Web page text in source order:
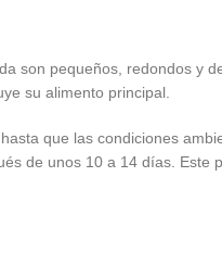
son pequeños, redondos y
su alimento principal.
que las condiciones
de unos 10 a 14 días.